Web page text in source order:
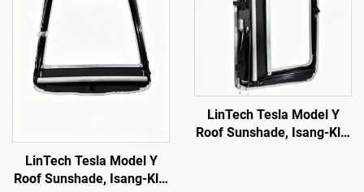
LinTech Tesla Model Y
Roof Sunshade, Isang-Klik
LinTech Tesla Model Y
Roof Sunshade, Isang-Klik